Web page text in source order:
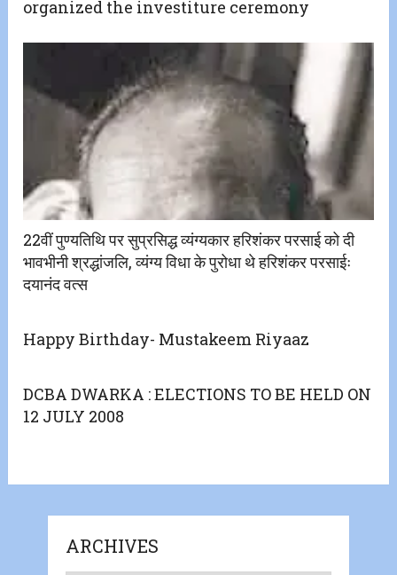
organized the investiture ceremony
22वीं पुण्यतिथि पर सुप्रसिद्ध व्यंग्यकार हरिशंकर परसाई को दी
भावभीनी श्रद्धांजलि, व्यंग्य विधा के पुरोधा थे हरिशंकर परसाईः
दयानंद वत्स
Happy Birthday- Mustakeem Riyaaz
DCBA DWARKA : ELECTIONS TO BE HELD ON
12 JULY 2008
ARCHIVES